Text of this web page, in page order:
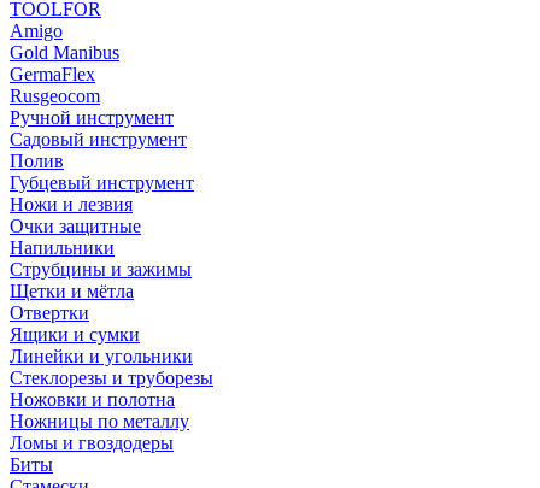
TOOLFOR
Amigo
Gold Manibus
GermaFlex
Rusgeocom
Ручной инструмент
Садовый инструмент
Полив
Губцевый инструмент
Ножи и лезвия
Очки защитные
Напильники
Струбцины и зажимы
Щетки и мётла
Отвертки
Ящики и сумки
Линейки и угольники
Стеклорезы и труборезы
Ножовки и полотна
Ножницы по металлу
Ломы и гвоздодеры
Биты